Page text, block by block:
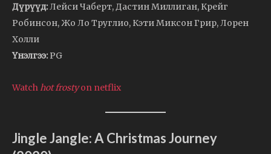
Дүрүүд:Лейси Чаберт, Дастин Миллиган, Крейг
Робинсон, Жо Ло Труглио, Кэти Миксон Грир, Лорен
Холли
Үнэлгээ: PG
Watchhot frostyon netflix
Jingle Jangle: A Christmas Journey